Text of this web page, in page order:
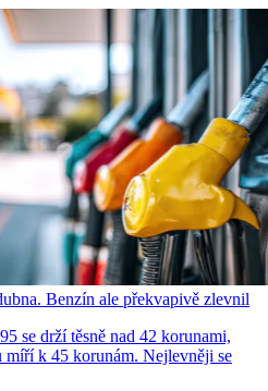
Benzín ale překvapivě zlevnil
se drží těsně nad 42 korunami,
míří k 45 korunám. Nejlevněji se